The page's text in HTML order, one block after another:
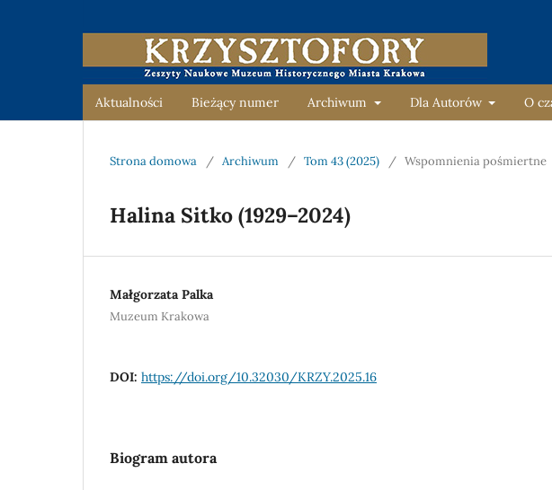
Aktualności Bieżący numer Archiwum Dla Autorów O
Strona domowa / Archiwum / Tom 43 (2025) / Wspomnienia pośmiertne
Halina Sitko (1929–2024)
Małgorzata Palka
Muzeum Krakowa
DOI: https://doi.org/10.32030/KRZY.2025.16
Biogram autora